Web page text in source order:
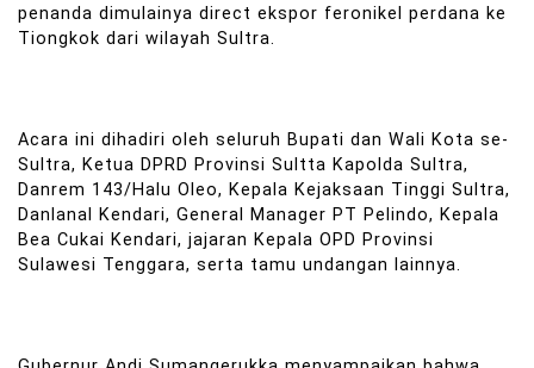
penanda dimulainya direct ekspor feronikel perdana ke
Tiongkok dari wilayah Sultra.
Acara ini dihadiri oleh seluruh Bupati dan Wali Kota se-
Sultra, Ketua DPRD Provinsi Sultta Kapolda Sultra,
Danrem 143/Halu Oleo, Kepala Kejaksaan Tinggi Sultra,
Danlanal Kendari, General Manager PT Pelindo, Kepala
Bea Cukai Kendari, jajaran Kepala OPD Provinsi
Sulawesi Tenggara, serta tamu undangan lainnya.